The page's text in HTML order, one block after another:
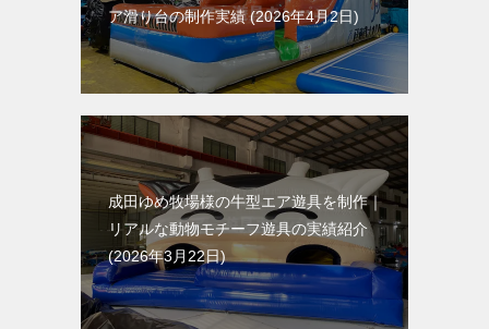
ア滑り台の制作実績 2026年4月2日
成田ゆめ牧場様の牛型エア遊具を制作｜
リアルな動物モチーフ遊具の実績紹介
2026年3月22日